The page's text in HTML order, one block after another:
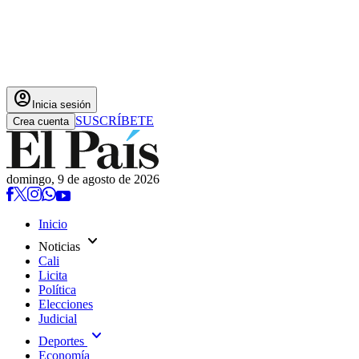
account_circle Inicia sesión
Crea cuenta SUSCRÍBETE
domingo, 9 de agosto de 2026
Inicio
Noticias expand_more
Cali
Licita
Política
Elecciones
Judicial
Deportes expand_more
Economía